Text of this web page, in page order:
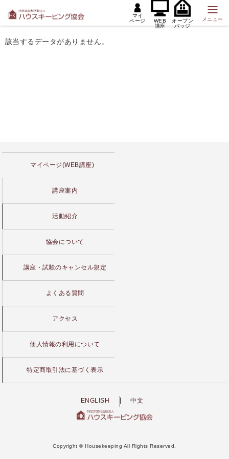
マイ
ページ
WEB
講座
オープン
バッジ
メニュー
該当するデータがありません。
マイページ(WEB講座)
講座案内
活動紹介
協会について
講座・試験のキャンセル規定
よくある質問
アクセス
個人情報の利用について
特定商取引法に基づく表示
ENGLISH 中文
Copyright © Housekeeping All Rights Reserved.